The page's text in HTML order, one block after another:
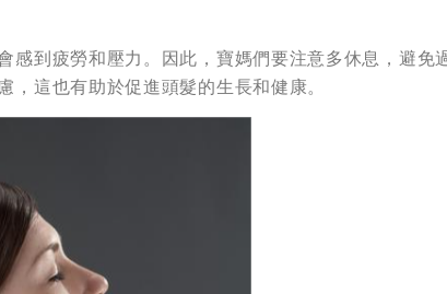
感到疲勞和壓力。因此，寶媽們要注意多休息，避免
這也有助於促進頭髮的生長和健康。